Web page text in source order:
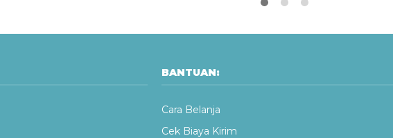
BANTUAN:
Cara Belanja
Cek Biaya Kirim